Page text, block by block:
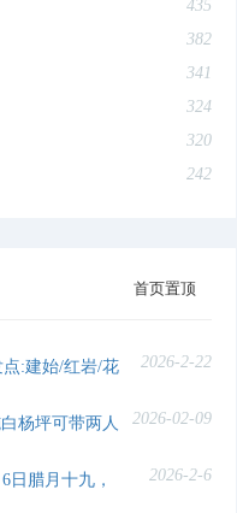
435
382
341
324
320
242
首页置顶
:建始/红岩/花
2026-2-22
杨坪可带两人
2026-02-09
日腊月十九，
2026-2-6